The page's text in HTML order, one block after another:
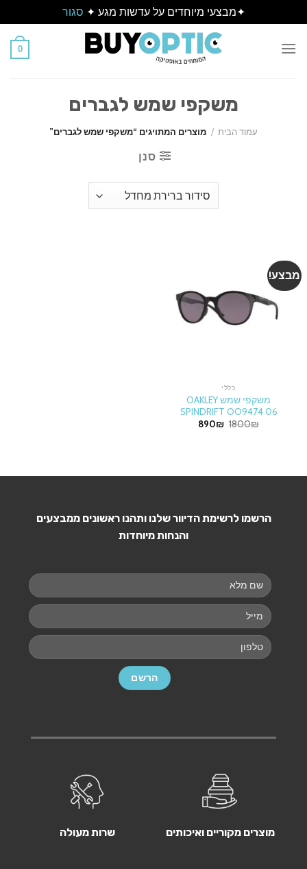
✦מבצעי מיוחדים על עדשות מגע ✦ סגור
0
משקפי שמש לגברים
עמוד הבית / מוצרים המתויגים “משקפי שמש לגברים”
סנן
מבצע!
כללי
משקפי שמש OAKLEY
SPINDRIFT OO9474 06
1800₪
Original
890₪
הרשמו לרשימת הדיוור שלנו ותהנו ראשונים ממבצעים
והנחות מיוחדות
מוצרים מקוריים ואיכותים שרות מעולה